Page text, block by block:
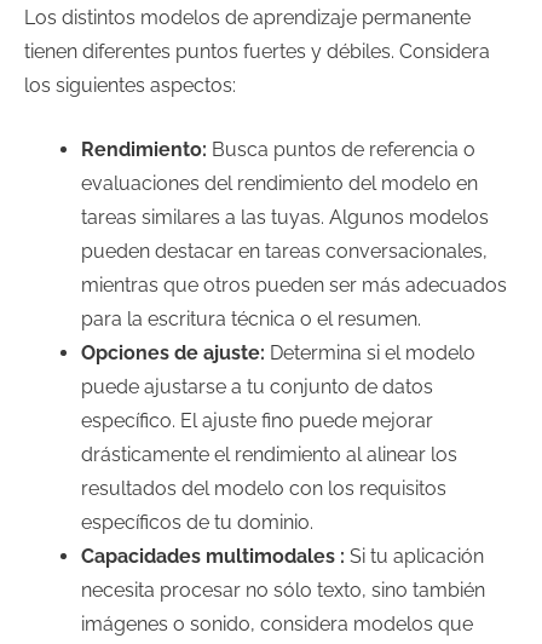
Los distintos modelos de aprendizaje permanente
tienen diferentes puntos fuertes y débiles. Considera
los siguientes aspectos:
Rendimiento: Busca puntos de referencia o
evaluaciones del rendimiento del modelo en
tareas similares a las tuyas. Algunos modelos
pueden destacar en tareas conversacionales,
mientras que otros pueden ser más adecuados
para la escritura técnica o el resumen.
Opciones de ajuste: Determina si el modelo
puede ajustarse a tu conjunto de datos
específico. El ajuste fino puede mejorar
drásticamente el rendimiento al alinear los
resultados del modelo con los requisitos
específicos de tu dominio.
Capacidades multimodales : Si tu aplicación
necesita procesar no sólo texto, sino también
imágenes o sonido, considera modelos que